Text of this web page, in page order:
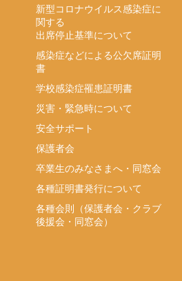
新型コロナウイルス感染症に
関する
出席停止基準について
感染症などによる公欠席証明
書
学校感染症罹患証明書
災害・緊急時について
安全サポート
保護者会
卒業生のみなさまへ・同窓会
各種証明書発行について
各種会則（保護者会・クラブ
後援会・同窓会）